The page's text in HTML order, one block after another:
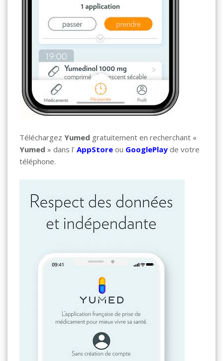
Téléchargez Yumed gratuitement en recherchant «
Yumed » dans l' AppStore ou GooglePlay de votre
téléphone.